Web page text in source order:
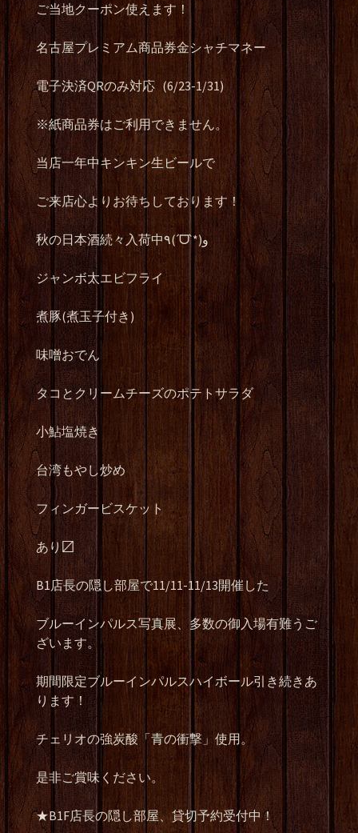
ご当地クーポン使えます！
名古屋プレミアム商品券金シャチマネー
電子決済QRのみ対応 (6/23-1/31)
※紙商品券はご利用できません。
当店一年中キンキン生ビールで
ご来店心よりお待ちしております！
秋の日本酒続々入荷中٩(ˊᗜˋ*)و
ジャンボ太エビフライ
煮豚(煮玉子付き )
味噌おでん
タコとクリームチーズのポテトサラダ
小鮎塩焼き
台湾もやし炒め
フィンガービスケット
あり〼
B1店長の隠し部屋で11/11-11/13開催した
ブルーインパルス写真展、多数の御入場有難うご
ざいます。
期間限定ブルーインパルスハイボール引き続きあ
ります！
チェリオの強炭酸「青の衝撃」使用。
是非ご賞味ください。
★B1F店長の隠し部屋、貸切予約受付中！